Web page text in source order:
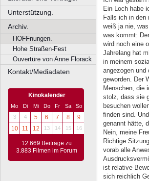
Unterstützung.
Archiv.
HOFFnungen.
Hohe Straßen-Fest
Ouvertüre von Anne Florack
Kontakt/Mediadaten
Kinokalender
Mo Di Mi Do Fr Sa
So
3
4 5 6 7 8
9
10
11 12 13 14 15 16
12.669 Beiträge zu
3.883 Filmen im Forum
Ein Loch habe
Falls ich in den
weiß ja nie,
was kommt:
wird noch eine
Jahrelang hat
in meinem
angezogen und
geworden. Der
Menschen, die
stolz, dass sie
besuchen
finden sind.
genannt hätte,
Nein, meine
Richtige
vorab alle
ist relative
sich reichlich